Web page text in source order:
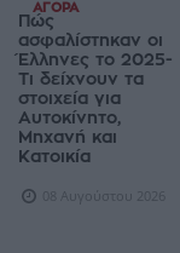
ΑΓΟΡΆ
Πώς
ασφαλίστηκαν οι
Έλληνες το 2025-
Τι δείχνουν τα
στοιχεία για
Αυτοκίνητο,
Μηχανή και
Κατοικία
08 Αυγούστου 2026